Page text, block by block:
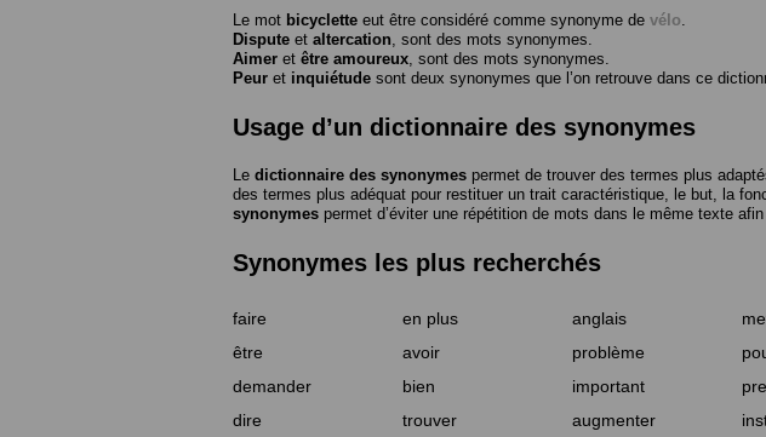
Le mot bicyclette eut être considéré comme synonyme de vélo
Dispute et altercation , sont des mots synonymes.
Aimer et être amoureux , sont des mots synonymes.
Peur et inquiétude sont deux synonymes que l’on retrouve dans ce
Usage d’un dictionnaire des synonymes
Le dictionnaire des synonymes permet de trouver des termes plus
des termes plus adéquat pour restituer un trait caractéristique, le but, la
synonymes permet d’éviter une répétition de mots dans le même texte
Synonymes les plus recherchés
faire en plus anglais
être
avoir problème
demander
bien important
dire
trouver augmenter